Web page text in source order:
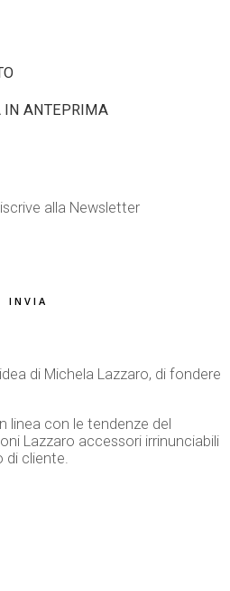
IN ANTEPRIMA
alla Newsletter
INVIA
di Michela Lazzaro, di fondere
linea con le tendenze del
Lazzaro accessori irrinunciabili
di cliente.